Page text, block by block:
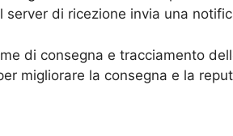
server di ricezione invia una
di consegna e tracciamento
migliorare la consegna e la